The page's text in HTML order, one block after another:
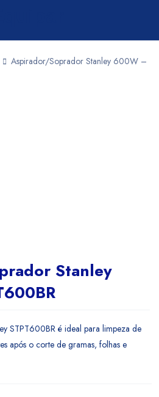
Aspirador/Soprador Stanley 600W –
Stanley
STPT600BR é ideal para limpeza de
após o corte de gramas, folhas e